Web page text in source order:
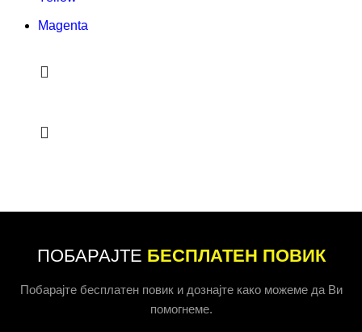
Magenta
ПОБАРАЈТЕ БЕСПЛАТЕН ПОВИК
Побарајте бесплатен повик и дознајте како можеме да Ви
помогнеме.